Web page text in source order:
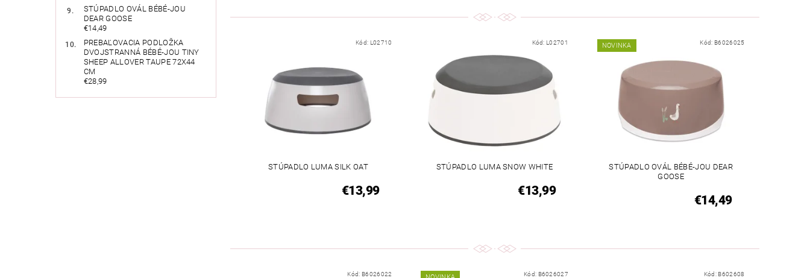
STÚPADLO OVÁL BÉBÉ-JOU
DEAR GOOSE
€14,49
PREBAĽOVACIA PODLOŽKA
DVOJSTRANNÁ BÉBÉ-JOU TINY
SHEEP ALLOVER TAUPE 72X44
CM
€28,99
Kód: L02710
STÚPADLO LUMA SILK OAT
€13,99
Kód: L02701
STÚPADLO LUMA SNOW WHITE
€13,99
NOVINKA Kód: B6026025
STÚPADLO OVÁL BÉBÉ-JOU DEAR
GOOSE
€14,49
Kód: B6026022 Kód: B6026027 Kód: B602608